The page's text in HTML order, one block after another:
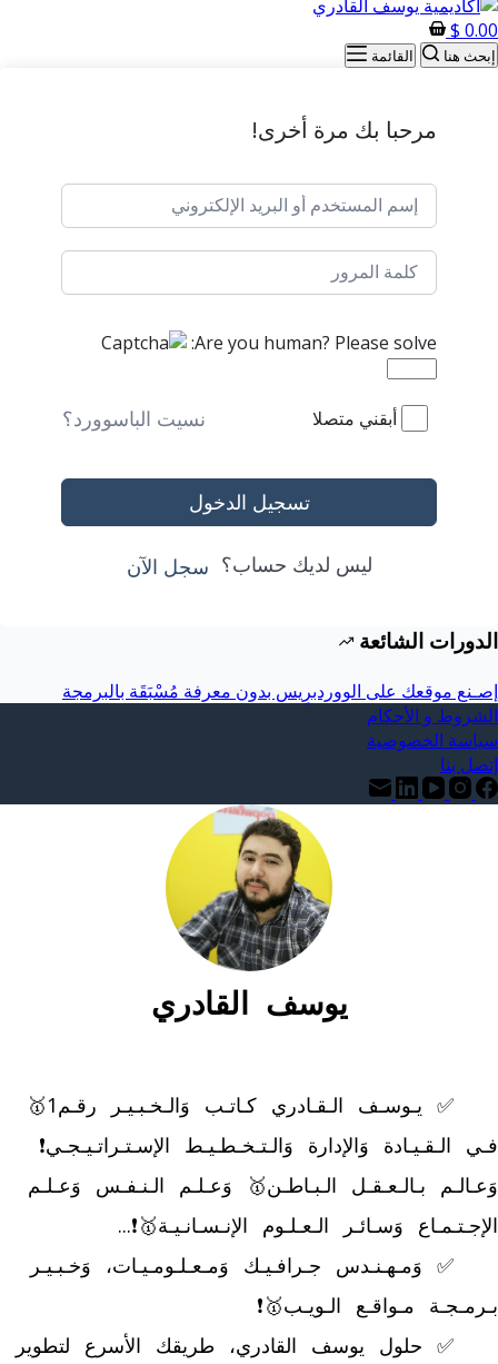
0.00
$
إبحث هنا القائمة
مرحبا بك مرة أخرى!
Are you human? Please solve:
أبقني متصلا نسيت الباسوورد؟
تسجيل الدخول
ليس لديك حساب؟ سجل الآن
الدورات الشائعة
إصـنع موقعك على الووردبرِيس بدون معرفة مُسْبَقَة بالبرمجة
الشروط و الأحكام
سياسة الخصوصية
إتصل بنا
يوسف القادري